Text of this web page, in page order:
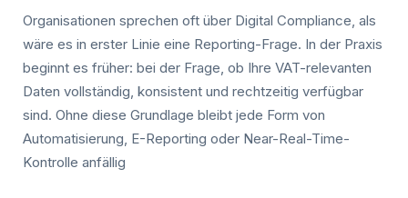
Organisationen sprechen oft über Digital Compliance, als
wäre es in erster Linie eine Reporting-Frage. In der Praxis
beginnt es früher: bei der Frage, ob Ihre VAT-relevanten
Daten vollständig, konsistent und rechtzeitig verfügbar
sind. Ohne diese Grundlage bleibt jede Form von
Automatisierung, E-Reporting oder Near-Real-Time-
Kontrolle anfällig